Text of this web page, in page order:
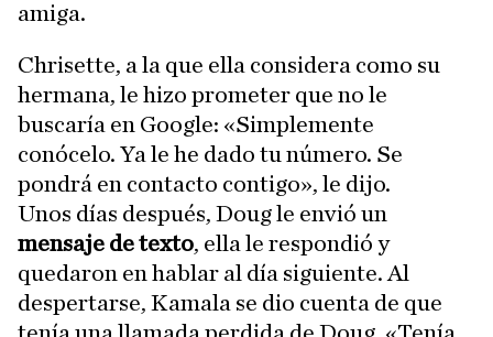
amiga.
Chrisette, a la que ella considera como su
hermana, le hizo prometer que no le
buscaría en Google: «Simplemente
conócelo. Ya le he dado tu número. Se
pondrá en contacto contigo», le dijo.
Unos días después, Doug le envió un
mensaje de texto, ella le respondió y
quedaron en hablar al día siguiente. Al
despertarse, Kamala se dio cuenta de que